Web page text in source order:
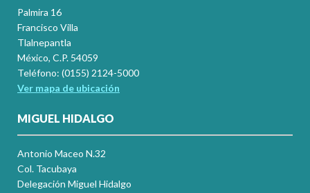
Palmira 16
Francisco Villa
Tlalnepantla
México, C.P. 54059
Teléfono: (0155) 2124-5000
Ver mapa de ubicación
MIGUEL HIDALGO
Antonio Maceo N.32
Col. Tacubaya
Delegación Miguel Hidalgo